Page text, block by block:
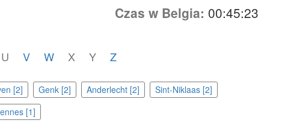
Czas w Belgia: 00:45:23
U V W X Y Z
[2] Genk [2] Anderlecht [2]
Sint-Niklaas [2]
[1]